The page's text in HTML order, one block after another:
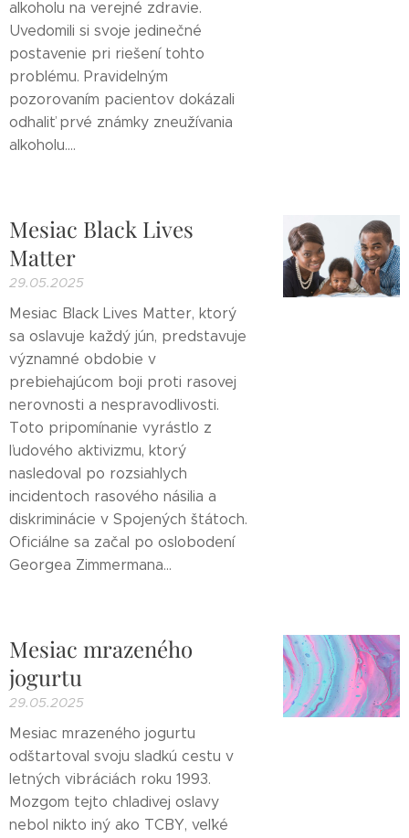
alkoholu na verejné zdravie.
Uvedomili si svoje jedinečné
postavenie pri riešení tohto
problému. Pravidelným
pozorovaním pacientov dokázali
odhaliť prvé známky zneužívania
alkoholu....
Mesiac Black Lives
Matter
29.05.2025
Mesiac Black Lives Matter, ktorý
sa oslavuje každý jún, predstavuje
významné obdobie v
prebiehajúcom boji proti rasovej
nerovnosti a nespravodlivosti.
Toto pripomínanie vyrástlo z
ľudového aktivizmu, ktorý
nasledoval po rozsiahlych
incidentoch rasového násilia a
diskriminácie v Spojených štátoch.
Oficiálne sa začal po oslobodení
Georgea Zimmermana...
Mesiac mrazeného
jogurtu
29.05.2025
Mesiac mrazeného jogurtu
odštartoval svoju sladkú cestu v
letných vibráciách roku 1993.
Mozgom tejto chladivej oslavy
nebol nikto iný ako TCBY, veľké